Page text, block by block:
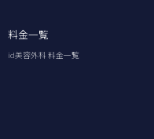
料金一覧
id美容外科 料金一覧